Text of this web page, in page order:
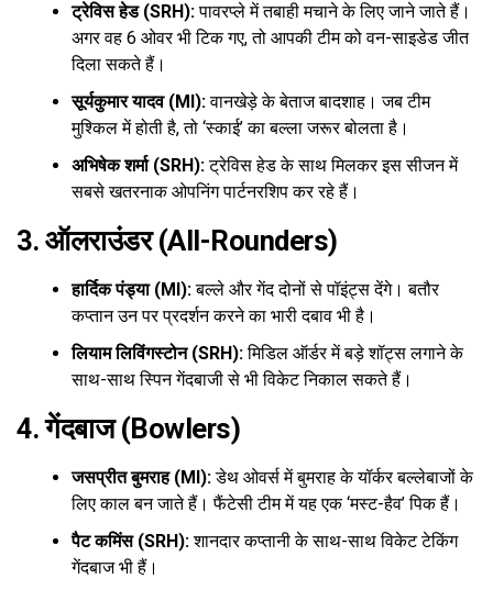
ट्रेविस हेड (SRH):पावरप्ले में तबाही मचाने के लिए जाने जाते हैं।
अगर वह 6 ओवर भी टिक गए, तो आपकी टीम को वन-साइडेड जीत
दिला सकते हैं।
सूर्यकुमार यादव (MI):वानखेड़े के बेताज बादशाह। जब टीम
मुश्किल में होती है, तो ‘स्काई’ का बल्ला जरूर बोलता है।
अभिषेक शर्मा (SRH):ट्रेविस हेड के साथ मिलकर इस सीजन में
सबसे खतरनाक ओपनिंग पार्टनरशिप कर रहे हैं।
3. ऑलराउंडर (All-Rounders)
हार्दिक पंड्या (MI):बल्ले और गेंद दोनों से पॉइंट्स देंगे। बतौर
कप्तान उन पर प्रदर्शन करने का भारी दबाव भी है।
लियाम लिविंगस्टोन (SRH):मिडिल ऑर्डर में बड़े शॉट्स लगाने के
साथ-साथ स्पिन गेंदबाजी से भी विकेट निकाल सकते हैं।
4. गेंदबाज (Bowlers)
जसप्रीत बुमराह (MI):डेथ ओवर्स में बुमराह के यॉर्कर बल्लेबाजों के
लिए काल बन जाते हैं। फैंटेसी टीम में यह एक ‘मस्ट-हैव’ पिक हैं।
पैट कमिंस (SRH):शानदार कप्तानी के साथ-साथ विकेट टेकिंग
गेंदबाज भी हैं।